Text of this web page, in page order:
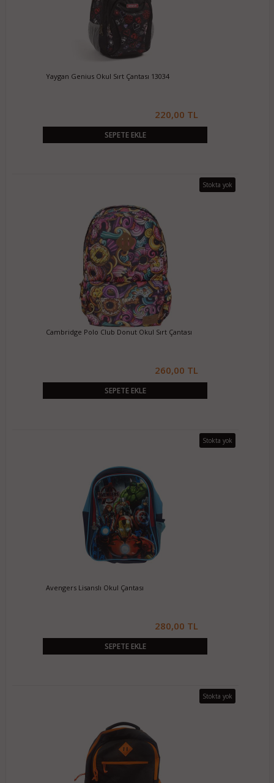
Yaygan Genius Okul Sırt Çantası 13034
220,00 TL
SEPETE EKLE
Stokta yok
Cambridge Polo Club Donut Okul Sırt Çantası
260,00 TL
SEPETE EKLE
Stokta yok
Avengers Lisanslı Okul Çantası
280,00 TL
SEPETE EKLE
Stokta yok